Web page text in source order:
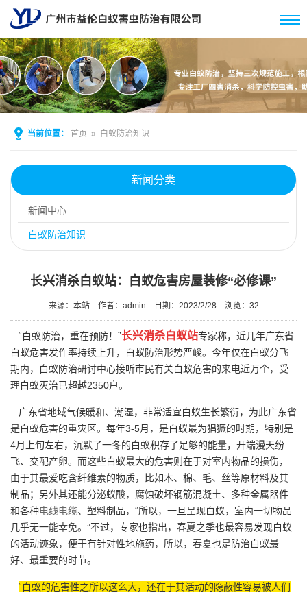
当前位置： 首页 » 白蚁防治知识
新闻分类
新闻中心
白蚁防治知识
长兴消杀白蚁站：白蚁危害房屋装修“必修课”
来源：本站 作者：admin 日期：2023/2/28 浏览： 32
“白蚁防治，重在预防！”长兴消杀白蚁站专家称，近几年广东省
白蚁危害发作率持续上升，白蚁防治形势严峻。今年仅在白蚁分飞
期内，白蚁防治研讨中心接听市民有关白蚁危害的来电近万个，受
理白蚁灭治已超越2350户。
广东省地域气候暖和、潮湿，非常适宜白蚁生长繁衍，为此广东省
是白蚁危害的重灾区。每年3-5月，是白蚁最为猖獗的时期，特别是
4月上旬左右，沉默了一冬的白蚁积存了足够的能量，开端漫天纷
飞、交配产卵。而这些白蚁最大的危害则在于对室内物品的损伤，
由于其最爱吃含纤维素的物质，比如木、棉、毛、丝等原材料及其
制品；另外其还能分泌蚁酸，腐蚀破坏钢筋混凝土、多种金属器件
和各种电线电缆、塑料制品，“所以，一旦呈现白蚁，室内一切物品
几乎无一能幸免。”不过，专家也指出，春夏之季也最容易发现白蚁
的活动迹象，便于有针对性地施药，所以，春夏也是防治白蚁最
好、最重要的时节。
“白蚁的危害性之所以这么大，还在于其活动的隐蔽性容易被人们